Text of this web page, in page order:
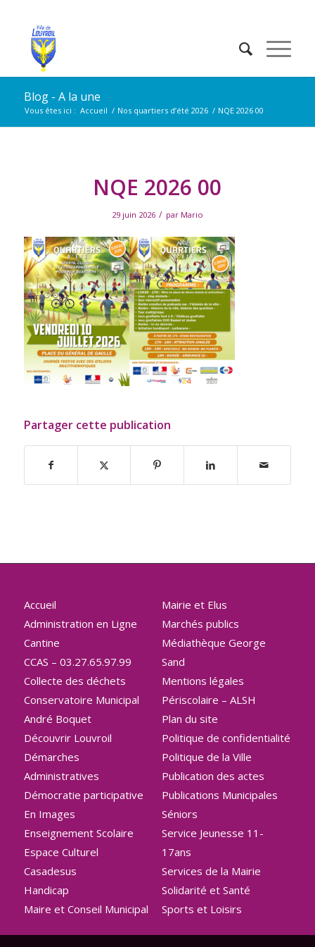
Blog - A la une
Vous êtes ici : Accueil / Nos quartiers d’été 2026 / NQE 2026 00
NQE 2026 00
29 juin 2026 / par Mario
Partager cette publication
Accueil
Administration en Ligne
Cantine
CCAS – 03.27.65.97.99
Collecte des déchets
Conservatoire Municipal
André Boquet
Découvrir Louvroil
Démarches
Administratives
Démocratie participative
En Images
Enseignement Scolaire
Espace Culturel
Casadesus
Handicap
Maire et Conseil Municipal
Mairie et Elus
Marchés publics
Médiathèque George
Sand
Mentions légales
Périscolaire – ALSH
Plan du site
Politique de confidentialité
Politique de la Ville
Publication des actes
Publications Municipales
Séniors
Service Jeunesse 11-
17ans
Services de la Mairie
Solidarité et Santé
Sports et Loisirs